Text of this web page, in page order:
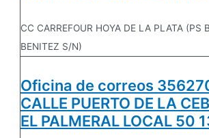
CC CARREFOUR HOYA DE LA PLATA (PS
BENITEZ S/N)
Oficina de correos
CALLE PUERTO DE LA
EL PALMERAL LOCAL 50